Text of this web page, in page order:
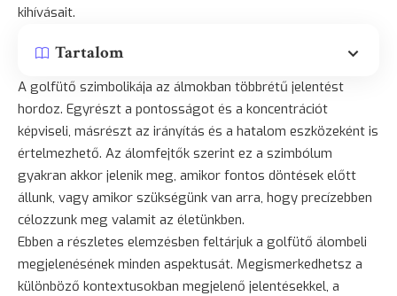
kihívásait.
Tartalom
A golfütő szimbolikája az álmokban többrétű jelentést
hordoz. Egyrészt a pontosságot és a koncentrációt
képviseli, másrészt az irányítás és a hatalom eszközeként is
értelmezhető. Az álomfejtők szerint ez a szimbólum
gyakran akkor jelenik meg, amikor fontos döntések előtt
állunk, vagy amikor szükségünk van arra, hogy precízebben
célozzunk meg valamit az életünkben.
Ebben a részletes elemzésben feltárjuk a golfütő álombeli
megjelenésének minden aspektusát. Megismerkedhetsz a
különböző kontextusokban megjelenő jelentésekkel, a